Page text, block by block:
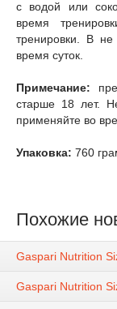
с водой или
время
тренировки. В
время суток.
Примечание:
старше 18 лет.
применяйте во
Упаковка: 760
Похожие
Gaspari Nutrition
Gaspari Nutrition